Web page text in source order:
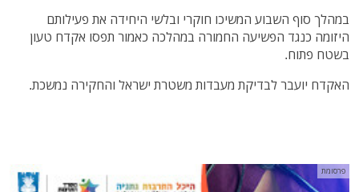
במהלך סוף השבוע המשיכו חוקרי ובלשי היחידה את פעילותם
היזומה כנגד הפשיעה החמורה במהלכה כאמור תפסו אקדח טעון
בשטח פתוח.
האקדח יועבר לבדיקת מעבדות משטרת ישראל והחקירה נמשכת.
פרסומת